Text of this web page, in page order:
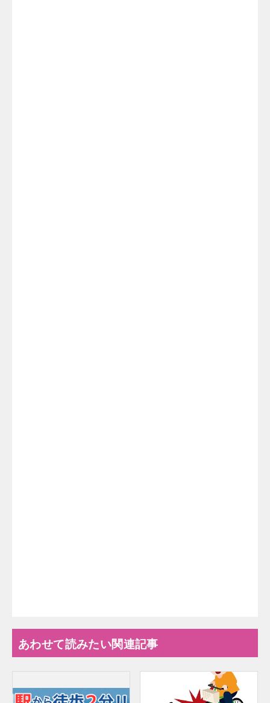
あわせて読みたい関連記事